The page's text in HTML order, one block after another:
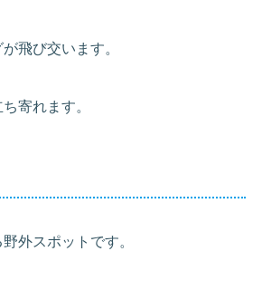
飛び交います。
寄れます。
外スポットです。